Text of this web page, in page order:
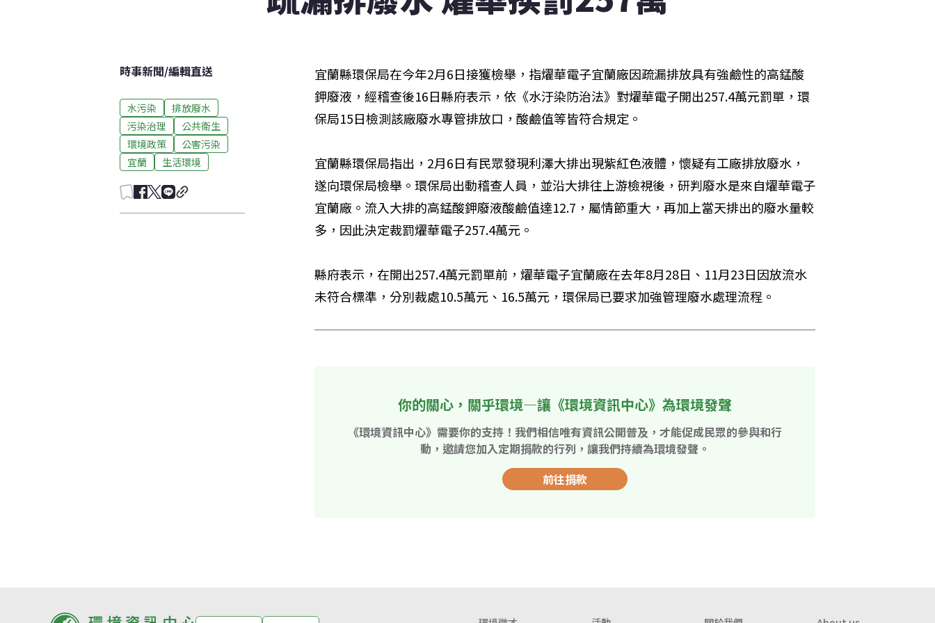
時事新聞/編輯直送
水污染
排放廢水
污染治理
公共衛生
環境政策
公害污染
宜蘭
生活環境
宜蘭縣環保局在今年2月6日接獲檢舉，指燿華電子宜蘭廠因疏漏排放具有強鹼性的高錳酸
鉀廢液，經稽查後16日縣府表示，依《水汙染防治法》對燿華電子開出257.4萬元罰單，環
保局15日檢測該廠廢水專管排放口，酸鹼值等皆符合規定。
宜蘭縣環保局指出，2月6日有民眾發現利澤大排出現紫紅色液體，懷疑有工廠排放廢水，
遂向環保局檢舉。環保局出動稽查人員，並沿大排往上游檢視後，研判廢水是來自燿華電子
宜蘭廠。流入大排的高錳酸鉀廢液酸鹼值達12.7，屬情節重大，再加上當天排出的廢水量較
多，因此決定裁罰燿華電子257.4萬元。
縣府表示，在開出257.4萬元罰單前，燿華電子宜蘭廠在去年8月28日、11月23日因放流水
未符合標準，分別裁處10.5萬元、16.5萬元，環保局已要求加強管理廢水處理流程。
你的關心，關乎環境—讓《環境資訊中心》為環境發聲
《環境資訊中心》需要你的支持！我們相信唯有資訊公開普及，才能促成民眾的參與和行
動，邀請您加入定期捐款的行列，讓我們持續為環境發聲。
前往捐款